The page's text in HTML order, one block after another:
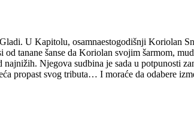
U Kapitolu, osamnaestogodišnji Koriolan
tanane šanse da Koriolan svojim šarmom,
Njegova sudbina je sada u potpunosti
propast svog tributa… I moraće da odabere